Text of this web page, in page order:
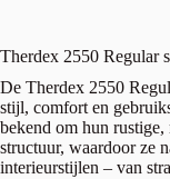
Therdex 2550 Regular
De Therdex 2550
stijl, comfort en
bekend om hun
structuur, waardoor ze
interieurstijlen – van